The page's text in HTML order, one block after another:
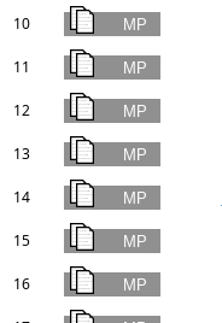
10
11
12
13
14
15
16